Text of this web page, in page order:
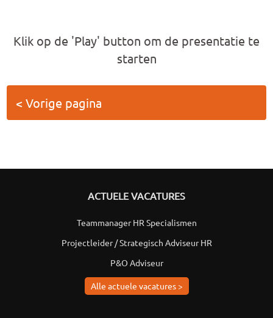
Klik op de 'Play' button om de presentatie te
starten
< Vorige pagina
ACTUELE VACATURES
Teammanager HR Specialismen
Projectleider / Strategisch Adviseur HR
P&O Adviseur
Alle actuele vacatures >